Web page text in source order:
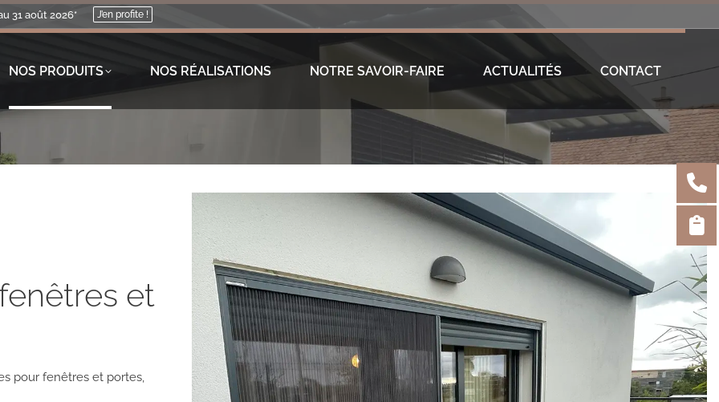
31 août 2026* J’en profite !
NOS PRODUITS NOS RÉALISATIONS NOTRE SAVOIR-FAIRE ACTUALITÉS CONTACT
et
pour fenêtres et portes,